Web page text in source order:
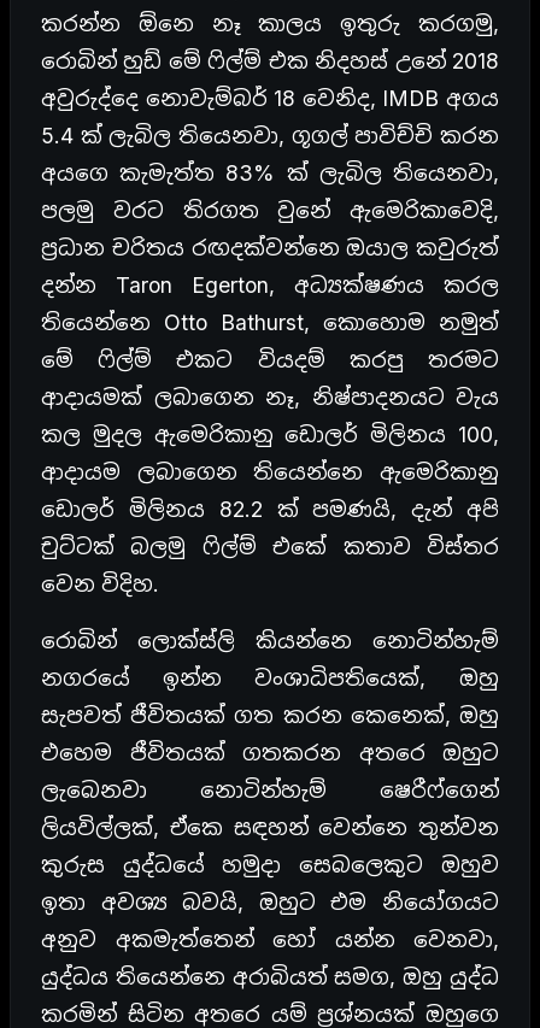
කරන්න ඕනෙ නෑ කාලය ඉතුරු කරගමු,
රොබින් හුඩ් මේ ෆිල්ම් එක නිදහස් උනේ 2018
අවුරුද්දෙ නොවැම්බර් 18 වෙනිද, IMDB අගය
5.4 ක් ලැබිල තියෙනවා, ගූගල් පාවිච්චි කරන
අයගෙ කැමැත්ත 83% ක් ලැබිල තියෙනවා,
පලමු වරට තිරගත වුනේ ඇමෙරිකාවෙදි,
ප්‍රධාන චරිතය රඟදක්වන්නෙ ඔයාල කවුරුත්
දන්න Taron Egerton, අධ්‍යක්ෂණය කරල
තියෙන්නෙ Otto Bathurst, කොහොම නමුත්
මේ ෆිල්ම් එකට වියදම් කරපු තරමට
ආදායමක් ලබාගෙන නෑ, නිෂ්පාදනයට වැය
කල මුදල ඇමෙරිකානු ඩොලර් මිලිනය 100,
ආදායම ලබාගෙන තියෙන්නෙ ඇමෙරිකානු
ඩොලර් මිලිනය 82.2 ක් පමණයි, දැන් අපි
චුට්ටක් බලමු ෆිල්ම් එකේ කතාව විස්තර
වෙන විදිහ.
රොබින් ලොක්ස්ලි කියන්නෙ නොටින්හැම්
නගරයේ ඉන්න වංශාධිපතියෙක්, ඔහු
සැපවත් ජීවිතයක් ගත කරන කෙනෙක්, ඔහු
එහෙම ජීවිතයක් ගතකරන අතරෙ ඔහුට
ලැබෙනවා නොටින්හැම් ෂෙරීෆ්ගෙන්
ලියවිල්ලක්, ඒකෙ සඳහන් වෙන්නෙ තුන්වන
කුරුස යුද්ධයේ හමුදා සෙබලෙකුට ඔහුව
ඉතා අවශ්‍ය බවයි, ඔහුට එම නියෝගයට
අනුව අකමැත්තෙන් හෝ යන්න වෙනවා,
යුද්ධය තියෙන්නෙ අරාබියත් සමග, ඔහු යුද්ධ
කරමින් සිටින අතරෙ යම් ප්‍රශ්නයක් ඔහුගෙ